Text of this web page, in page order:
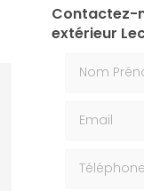
Contactez-
extérieur